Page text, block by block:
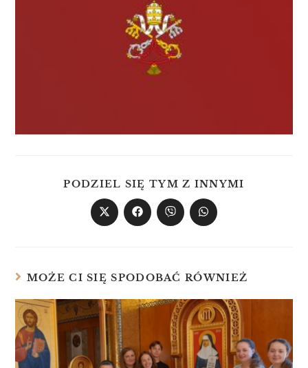
PODZIEL SIĘ TYM Z INNYMI
MOŻE CI SIĘ SPODOBAĆ RÓWNIEŻ